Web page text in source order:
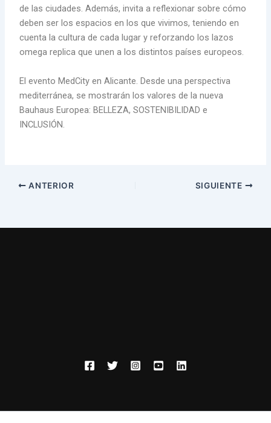
de las ciudades. Además, invita a reflexionar sobre cómo
deben ser los espacios en los que vivimos, teniendo en
cuenta la cultura de cada lugar y reforzando los lazos
omega replica que unen a los distintos países europeos.
El evento MedCity en Alicante. Desde una perspectiva
mediterránea, se mostrarán los valores de la nueva
Bauhaus Europea: BELLEZA, SOSTENIBILIDAD e
INCLUSIÓN.
ANTERIOR SIGUIENTE